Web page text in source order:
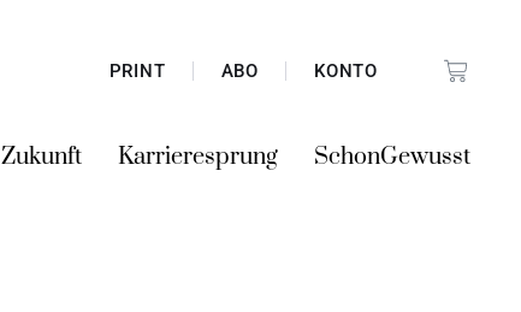
PRINT ABO KONTO
Zukunft Karrieresprung SchonGewusst